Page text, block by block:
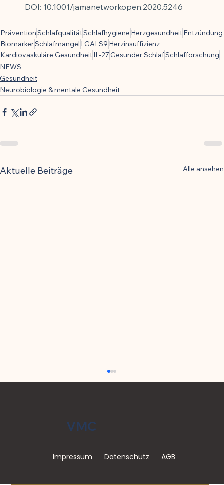
DOI: 10.1001/jamanetworkopen.2020.5246
PräventionSchlafqualitätSchlafhygiene HerzgesundheitEntzündung
BiomarkerSchlafmangel LGALS9 Herzinsuffizienz
Kardiovaskuläre GesundheitIL-27Gesunder SchlafSchlafforschung
NEWS
Gesundheit
Neurobiologie & mentale Gesundheit
Aktuelle Beiträge Alle ansehen
VMC
Impressum Datenschutz AGB